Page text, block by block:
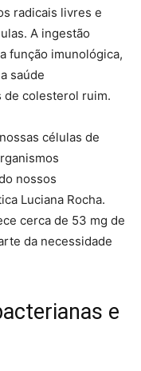
radicais livres e
A ingestão
função imunológica,
saúde
de colesterol ruim.
células de
nossos
Luciana Rocha.
cerca de 53 mg de
da necessidade
e